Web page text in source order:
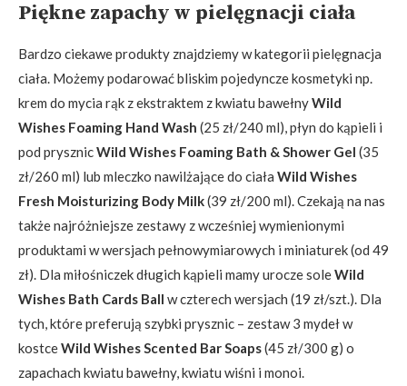
Piękne zapachy w pielęgnacji ciała
Bardzo ciekawe produkty znajdziemy w kategorii pielęgnacja
ciała. Możemy podarować bliskim pojedyncze kosmetyki np.
krem do mycia rąk z ekstraktem z kwiatu bawełnyWild
Wishes Foaming Hand Wash (25 zł/240 ml), płyn do kąpieli i
pod prysznicWild Wishes Foaming Bath & Shower Gel (35
zł/260 ml) lub mleczko nawilżające do ciała Wild Wishes
Fresh Moisturizing Body Milk(39 zł/200 ml). Czekają na nas
także najróżniejsze zestawy z wcześniej wymienionymi
produktami w wersjach pełnowymiarowych i miniaturek (od 49
zł). Dla miłośniczek długich kąpieli mamy urocze soleWild
Wishes Bath Cards Ball w czterech wersjach (19 zł/szt.). Dla
tych, które preferują szybki prysznic – zestaw 3 mydeł w
kostceWild Wishes Scented Bar Soaps(45 zł/300 g) o
zapachach kwiatu bawełny, kwiatu wiśni i monoi.